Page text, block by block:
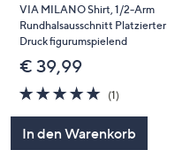
VIA MILANO Shirt, 1/2-Arm
Rundhalsausschnitt Platzierter
Druck figurumspielend
€ 39,99
5.0
von
(1)1
In den Warenkorb